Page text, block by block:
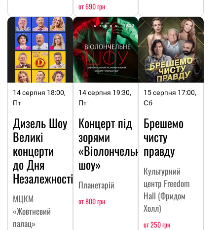
от 690 грн
14 серпня 18:00,
Пт
Дизель Шоу
Великі
концерти
до Дня
Незалежності
МЦКМ
«Жовтневий
палац»
14 серпня 19:30,
Пт
Концерт під
зорями
«Віолончельне
шоу»
Планетарій
от 800 грн
15 серпня 17:00,
Сб
Брешемо
чисту
правду
Культурний
центр Freedom
Hall (Фридом
Холл)
от 250 грн